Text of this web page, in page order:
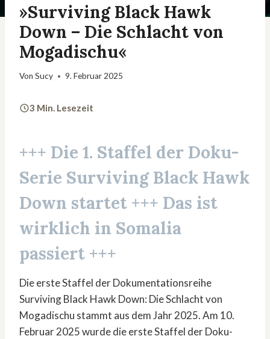
»Surviving Black Hawk
Down – Die Schlacht von
Mogadischu«
Von Sucy 9. Februar 2025
3 Min. Lesezeit
+++ Die 1. Staffel der Doku-
Serie Surviving Black Hawk
Down startet +++ Das ist
wirklich in Somalia
passiert +++
Die erste Staffel der Dokumentationsreihe
Surviving Black Hawk Down: Die Schlacht von
Mogadischu stammt aus dem Jahr 2025. Am 10.
Februar 2025 wurde die erste Staffel der Doku-